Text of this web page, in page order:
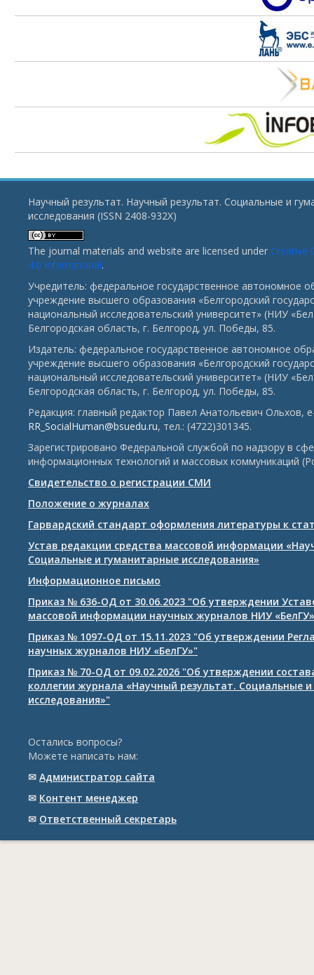
Научный результат. Научный результат. Социальные и
исследования (ISSN 2408-932X)
The journal materials and website are licensed under Creative
4.0 International.
Учредитель: федеральное государственное автономное
учреждение высшего образования «Белгородский
национальный исследовательский университет» (НИУ
Белгородская область, г. Белгород, ул. Победы, 85.
Издатель: федеральное государственное автономное
учреждение высшего образования «Белгородский
национальный исследовательский университет» (НИУ
Белгородская область, г. Белгород, ул. Победы, 85.
Редакция: главный редактор Павел Анатольевич Ольхов,
RR_SocialHuman@bsuedu.ru, тел.: (4722)301345.
Зарегистрировано Федеральной службой по надзору в
информационных технологий и массовых коммуникаций
Свидетельство о регистрации СМИ
Положение о журналах
Гарвардский стандарт оформления литературы к
Устав редакции средства массовой информации
Социальные и гуманитарные исследования»
Информационное письмо
Приказ № 636-ОД от 30.06.2023 "Об утверждении
массовой информации научных журналов НИУ «БелГУ»
Приказ № 1097-ОД от 15.11.2023 "Об утверждении
научных журналов НИУ «БелГУ»"
Приказ № 70-ОД от 09.02.2026 "Об утверждении
коллегии журнала «Научный результат. Социальные
исследования»"
Остались вопросы?
Можете написать нам:
✉ Администратор сайта
✉ Контент менеджер
✉ Ответственный cекретарь